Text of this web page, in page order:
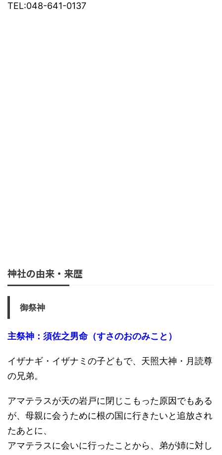
TEL:048-641-0137
神社の由来・来歴
御祭神
主祭神：須佐之男命（すさのおのみこと）
イザナギ・イザナミの子どもで、天照大神・月読尊
の兄弟。
アマテラスが天の岩戸に閉じこもった原因でもある
が、母親に会うために根の国に行きたいと追放され
たあとに、
アマテラスに会いに行ったことから、弟が姉に対し